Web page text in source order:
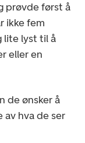
prøvde først å
ikke fem
lite lyst til å
eller en
de ønsker å
av hva de ser